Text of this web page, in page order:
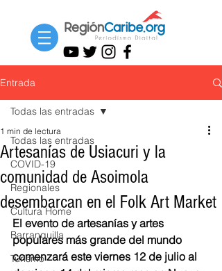
Entrada
Todas las entradas
COVID-19
Regionales
Cultura Home
Barranquilla
Turismo
Todas las entradas
Artesanías de Usiacuri y la
comunidad de Asoimola
desembarcan en el Folk Art Market
1 min de lectura
El evento de artesanías y artes
populares más grande del mundo
comenzará este viernes 12 de julio al